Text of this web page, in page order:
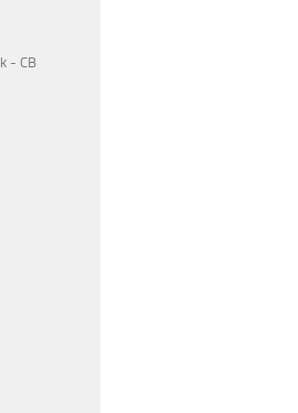
- CB